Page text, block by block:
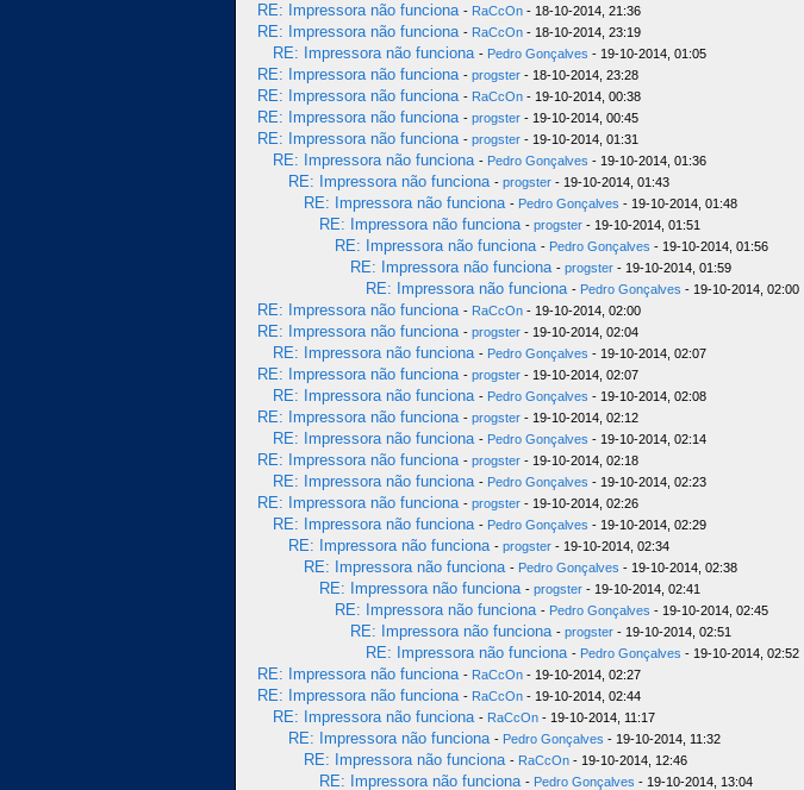
RE: Impressora não funciona - RaCcOn - 18-10-2014, 21:36
RE: Impressora não funciona - RaCcOn - 18-10-2014, 23:19
RE: Impressora não funciona - Pedro Gonçalves - 19-10-2014, 01:05
RE: Impressora não funciona - progster - 18-10-2014, 23:28
RE: Impressora não funciona - RaCcOn - 19-10-2014, 00:38
RE: Impressora não funciona - progster - 19-10-2014, 00:45
RE: Impressora não funciona - progster - 19-10-2014, 01:31
RE: Impressora não funciona - Pedro Gonçalves - 19-10-2014, 01:36
RE: Impressora não funciona - progster - 19-10-2014, 01:43
RE: Impressora não funciona - Pedro Gonçalves - 19-10-2014, 01:48
RE: Impressora não funciona - progster - 19-10-2014, 01:51
RE: Impressora não funciona - Pedro Gonçalves - 19-10-2014, 01:56
RE: Impressora não funciona - progster - 19-10-2014, 01:59
RE: Impressora não funciona - Pedro Gonçalves - 19-10-2014, 02:00
RE: Impressora não funciona - RaCcOn - 19-10-2014, 02:00
RE: Impressora não funciona - progster - 19-10-2014, 02:04
RE: Impressora não funciona - Pedro Gonçalves - 19-10-2014, 02:07
RE: Impressora não funciona - progster - 19-10-2014, 02:07
RE: Impressora não funciona - Pedro Gonçalves - 19-10-2014, 02:08
RE: Impressora não funciona - progster - 19-10-2014, 02:12
RE: Impressora não funciona - Pedro Gonçalves - 19-10-2014, 02:14
RE: Impressora não funciona - progster - 19-10-2014, 02:18
RE: Impressora não funciona - Pedro Gonçalves - 19-10-2014, 02:23
RE: Impressora não funciona - progster - 19-10-2014, 02:26
RE: Impressora não funciona - Pedro Gonçalves - 19-10-2014, 02:29
RE: Impressora não funciona - progster - 19-10-2014, 02:34
RE: Impressora não funciona - Pedro Gonçalves - 19-10-2014, 02:38
RE: Impressora não funciona - progster - 19-10-2014, 02:41
RE: Impressora não funciona - Pedro Gonçalves - 19-10-2014, 02:45
RE: Impressora não funciona - progster - 19-10-2014, 02:51
RE: Impressora não funciona - Pedro Gonçalves - 19-10-2014, 02:52
RE: Impressora não funciona - RaCcOn - 19-10-2014, 02:27
RE: Impressora não funciona - RaCcOn - 19-10-2014, 02:44
RE: Impressora não funciona - RaCcOn - 19-10-2014, 11:17
RE: Impressora não funciona - Pedro Gonçalves - 19-10-2014, 11:32
RE: Impressora não funciona - RaCcOn - 19-10-2014, 12:46
RE: Impressora não funciona - Pedro Gonçalves - 19-10-2014, 13:04